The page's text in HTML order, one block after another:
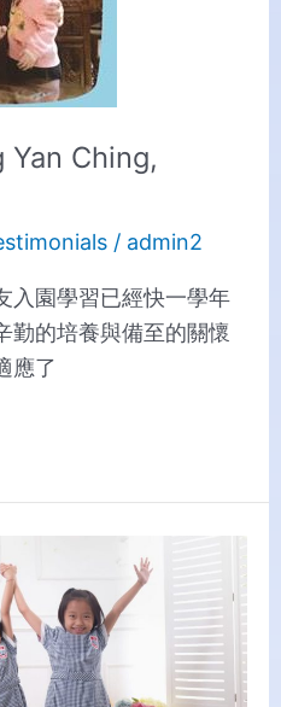
Ching,
/ admin2
入園學習已經快一學年
勤的培養與備至的關懷
應了